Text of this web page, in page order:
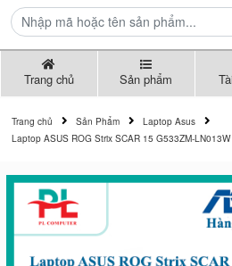
Trang chủ Sản phẩm
Trang chủ Sản Phẩm
Laptop Asus
Laptop ASUS ROG Strix SCAR 15 G533ZM-LN013W